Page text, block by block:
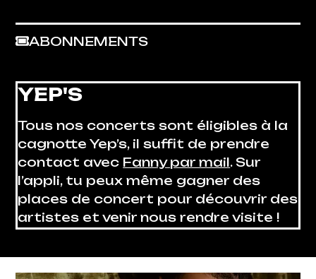
ABONNEMENTS
YEP'S
Tous nos concerts sont éligibles à la
cagnotte Yep’s, il suffit de prendre
contact avec Fanny par mail. Sur
l’appli, tu peux même gagner des
places de concert pour découvrir des
artistes et venir nous rendre visite !